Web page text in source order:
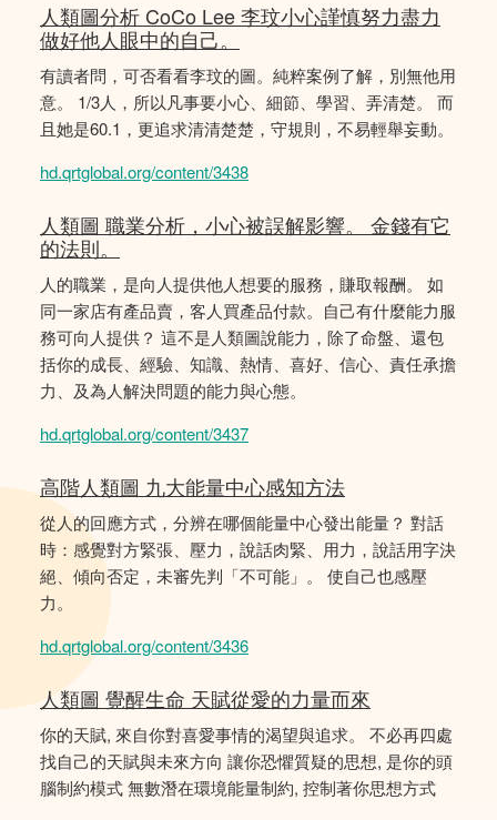
人類圖分析 CoCo Lee 李玟小心謹慎努力盡力
做好他人眼中的自己。
有讀者問，可否看看李玟的圖。純粹案例了解，別無他用
意。 1/3人，所以凡事要小心、細節、學習、弄清楚。 而
且她是60.1，更追求清清楚楚，守規則，不易輕舉妄動。
hd.qrtglobal.org/content/3438
人類圖 職業分析，小心被誤解影響。 金錢有它
的法則。
人的職業，是向人提供他人想要的服務，賺取報酬。 如
同一家店有產品賣，客人買產品付款。自己有什麼能力服
務可向人提供？ 這不是人類圖說能力，除了命盤、還包
括你的成長、經驗、知識、熱情、喜好、信心、責任承擔
力、及為人解決問題的能力與心態。
hd.qrtglobal.org/content/3437
高階人類圖 九大能量中心感知方法
從人的回應方式，分辨在哪個能量中心發出能量？ 對話
時：感覺對方緊張、壓力，說話肉緊、用力，說話用字決
絕、傾向否定，未審先判「不可能」。 使自己也感壓
力。
hd.qrtglobal.org/content/3436
人類圖 覺醒生命 天賦從愛的力量而來
你的天賦, 來自你對喜愛事情的渴望與追求。 不必再四處
找自己的天賦與未來方向 讓你恐懼質疑的思想, 是你的頭
腦制約模式 無數潛在環境能量制約, 控制著你思想方式